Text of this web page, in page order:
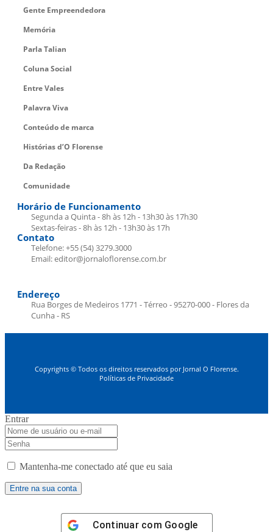
Gente Empreendedora
Memória
Parla Talian
Coluna Social
Entre Vales
Palavra Viva
Conteúdo de marca
Histórias d’O Florense
Da Redação
Comunidade
Horário de Funcionamento
Segunda a Quinta - 8h às 12h - 13h30 às 17h30
Sextas-feiras - 8h às 12h - 13h30 às 17h
Contato
Telefone: +55 (54) 3279.3000
Email: editor@jornaloflorense.com.br
Endereço
Rua Borges de Medeiros 1771 - Térreo - 95270-000 - Flores da
Cunha - RS
Copyrights © Todos os direitos reservados por Jornal O Florense.
Políticas de Privacidade
Entrar
Mantenha-me conectado até que eu saia
Continuar com Google